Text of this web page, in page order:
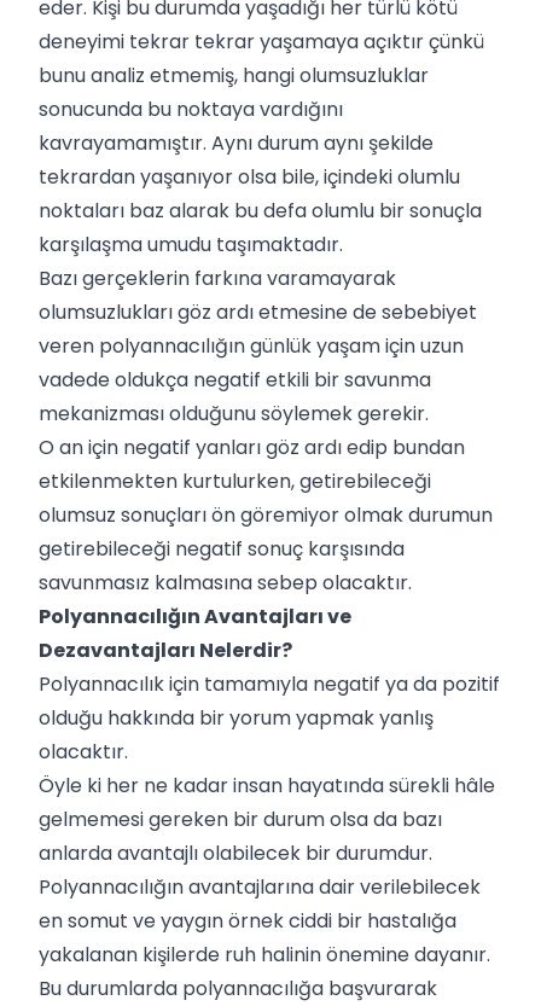
eder. Kişi bu durumda yaşadığı her türlü kötü
deneyimi tekrar tekrar yaşamaya açıktır çünkü
bunu analiz etmemiş, hangi olumsuzluklar
sonucunda bu noktaya vardığını
kavrayamamıştır. Aynı durum aynı şekilde
tekrardan yaşanıyor olsa bile, içindeki olumlu
noktaları baz alarak bu defa olumlu bir sonuçla
karşılaşma umudu taşımaktadır.
Bazı gerçeklerin farkına varamayarak
olumsuzlukları göz ardı etmesine de sebebiyet
veren polyannacılığın günlük yaşam için uzun
vadede oldukça negatif etkili bir savunma
mekanizması olduğunu söylemek gerekir.
O an için negatif yanları göz ardı edip bundan
etkilenmekten kurtulurken, getirebileceği
olumsuz sonuçları ön göremiyor olmak durumun
getirebileceği negatif sonuç karşısında
savunmasız kalmasına sebep olacaktır.
Polyannacılığın Avantajları ve
Dezavantajları Nelerdir?
Polyannacılık için tamamıyla negatif ya da pozitif
olduğu hakkında bir yorum yapmak yanlış
olacaktır.
Öyle ki her ne kadar insan hayatında sürekli hâle
gelmemesi gereken bir durum olsa da bazı
anlarda avantajlı olabilecek bir durumdur.
Polyannacılığın avantajlarına dair verilebilecek
en somut ve yaygın örnek ciddi bir hastalığa
yakalanan kişilerde ruh halinin önemine dayanır.
Bu durumlarda polyannacılığa başvurarak